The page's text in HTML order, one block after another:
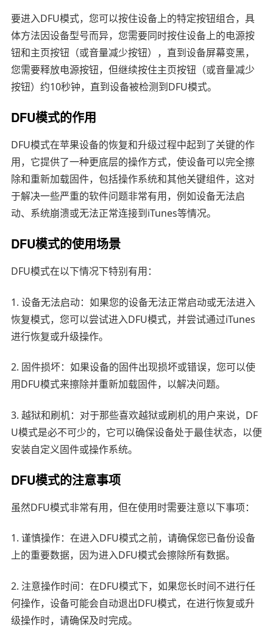
要进入DFU模式，您可以按住设备上的特定按钮组合，具
体方法因设备型号而异，您需要同时按住设备上的电源按
钮和主页按钮（或音量减少按钮），直到设备屏幕变黑，
您需要释放电源按钮，但继续按住主页按钮（或音量减少
按钮）约10秒钟，直到设备被检测到DFU模式。
DFU模式的作用
DFU模式在苹果设备的恢复和升级过程中起到了关键的作
用，它提供了一种更底层的操作方式，使设备可以完全擦
除和重新加载固件，包括操作系统和其他关键组件，这对
于解决一些严重的软件问题非常有用，例如设备无法启
动、系统崩溃或无法正常连接到iTunes等情况。
DFU模式的使用场景
DFU模式在以下情况下特别有用：
1. 设备无法启动：如果您的设备无法正常启动或无法进入
恢复模式，您可以尝试进入DFU模式，并尝试通过iTunes
进行恢复或升级操作。
2. 固件损坏：如果设备的固件出现损坏或错误，您可以使
用DFU模式来擦除并重新加载固件，以解决问题。
3. 越狱和刷机：对于那些喜欢越狱或刷机的用户来说，DF
U模式是必不可少的，它可以确保设备处于最佳状态，以便
安装自定义固件或操作系统。
DFU模式的注意事项
虽然DFU模式非常有用，但在使用时需要注意以下事项：
1. 谨慎操作：在进入DFU模式之前，请确保您已备份设备
上的重要数据，因为进入DFU模式会擦除所有数据。
2. 注意操作时间：在DFU模式下，如果您长时间不进行任
何操作，设备可能会自动退出DFU模式，在进行恢复或升
级操作时，请确保及时完成。